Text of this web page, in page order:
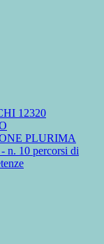
12320
PLURIMA
n. 10 percorsi di